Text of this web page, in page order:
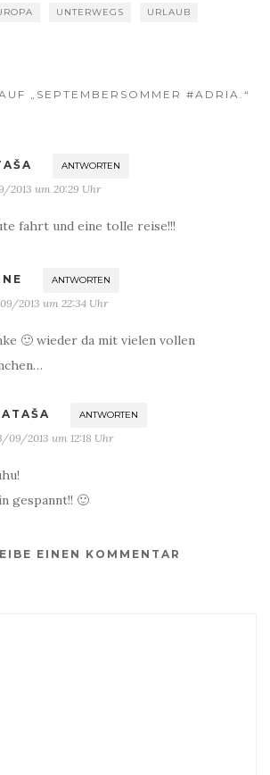
UNTERWEGS URLAUB
„SEPTEMBERSOMMER #ADRIA.“
ANTWORTEN
2013 um 20:29 Uhr
fahrt und eine tolle reise!!!
ANTWORTEN
2013 um 22:34 Uhr
🙂 wieder da mit vielen vollen
ANTWORTEN
09/2013 um 12:18 Uhr
gespannt!! 🙂
EINEN KOMMENTAR